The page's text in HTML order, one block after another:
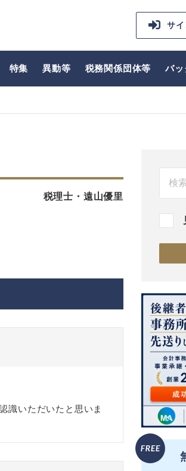
サ
特集 異動等 税務関係団体等 バッ
税理士・遠山優里
識いただいたと思いま